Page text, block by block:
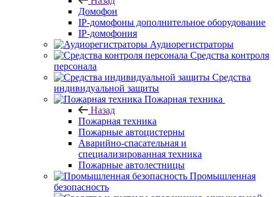
Домофон
IP-домофоны дополнительное оборудование
IP-домофония
Аудиорегистраторы
Средства контроля
персонала
Средства
индивидуальной защиты
Пожарная техника
Назад
Пожарная техника
Пожарные автоцистерны
Аварийно-спасательная и
специализированная техника
Пожарные автолестницы
Промышленная
безопасность